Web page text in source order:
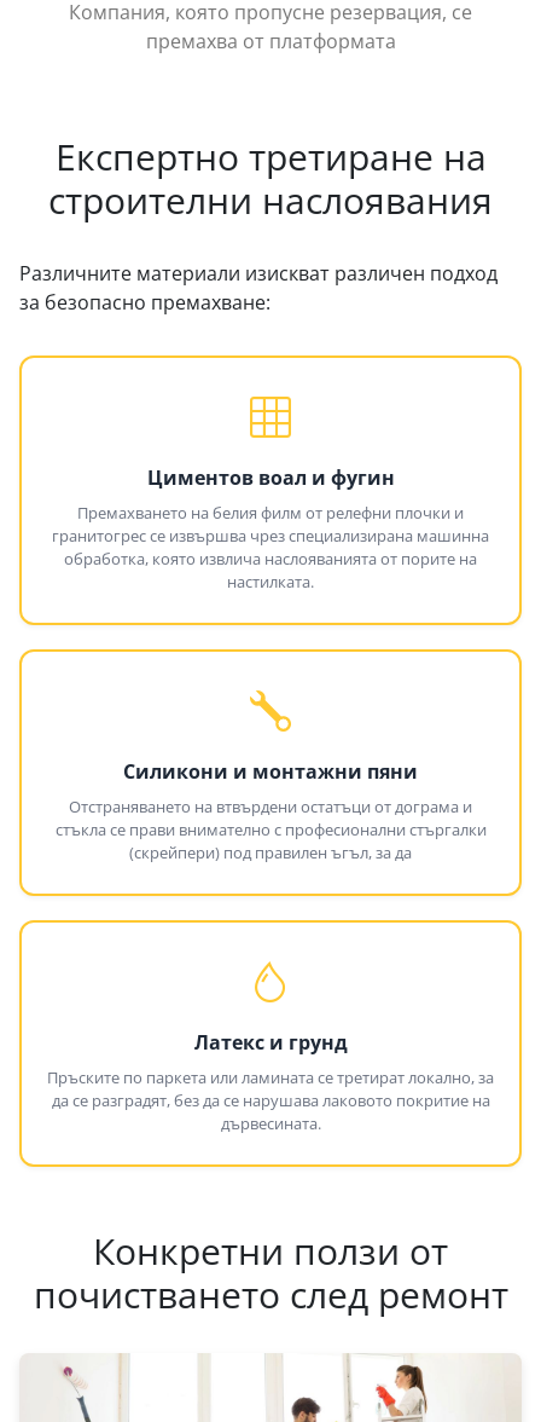
Компания, която пропусне резервация, се
премахва от платформата
Експертно третиране на
строителни наслоявания
Различните материали изискват различен подход
за безопасно премахване:
Циментов воал и фугин
Премахването на белия филм от релефни плочки и
гранитогрес се извършва чрез специализирана машинна
обработка, която извлича наслояванията от порите на
настилката.
Силикони и монтажни пяни
Отстраняването на втвърдени остатъци от дограма и
стъкла се прави внимателно с професионални стъргалки
(скрейпери) под правилен ъгъл, за да
Латекс и грунд
Пръските по паркета или ламината се третират локално, за
да се разградят, без да се нарушава лаковото покритие на
дървесината.
Конкретни ползи от
почистването след ремонт